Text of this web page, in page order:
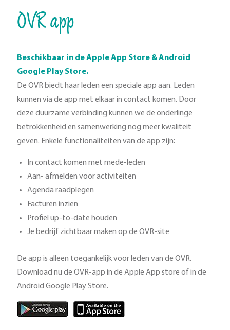
OVR app
Beschikbaar in de Apple App Store & Android
Google Play Store.
De OVR biedt haar leden een speciale app aan. Leden
kunnen via de app met elkaar in contact komen. Door
deze duurzame verbinding kunnen we de onderlinge
betrokkenheid en samenwerking nog meer kwaliteit
geven. Enkele functionaliteiten van de app zijn:
In contact komen met mede-leden
Aan- afmelden voor activiteiten
Agenda raadplegen
Facturen inzien
Profiel up-to-date houden
Je bedrijf zichtbaar maken op de OVR-site
De app is alleen toegankelijk voor leden van de OVR.
Download nu de OVR-app in de Apple App store of in de
Android Google Play Store.